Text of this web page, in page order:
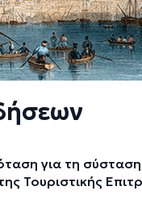
για τη σύσταση
Τουριστικής